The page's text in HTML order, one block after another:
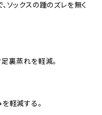
ソックスの踵のズレを無く
裏蒸れを軽減。
軽減する。